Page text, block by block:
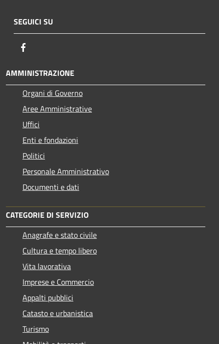
SEGUICI SU
AMMINISTRAZIONE
Organi di Governo
Aree Amministrative
Uffici
Enti e fondazioni
Politici
Personale Amministrativo
Documenti e dati
CATEGORIE DI SERVIZIO
Anagrafe e stato civile
Cultura e tempo libero
Vita lavorativa
Imprese e Commercio
Appalti pubblici
Catasto e urbanistica
Turismo